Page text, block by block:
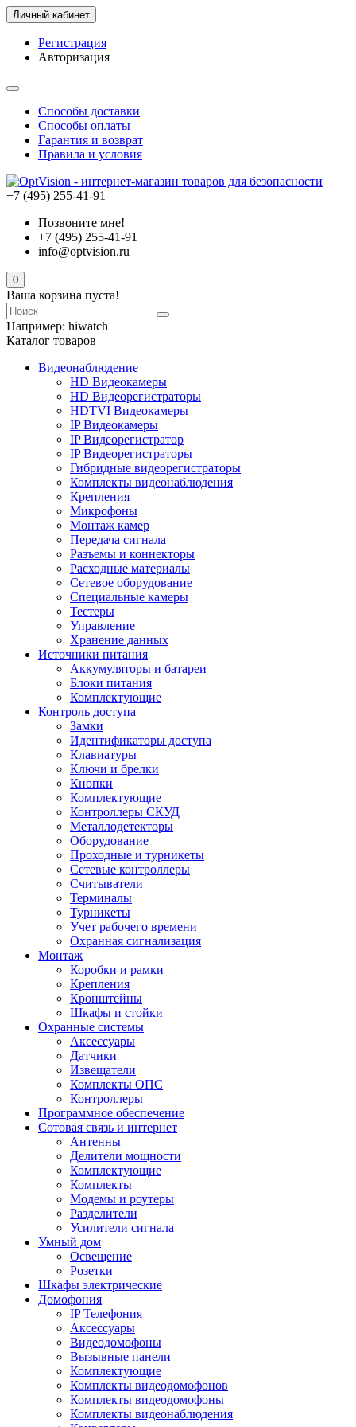
Личный кабинет
Регистрация
Авторизация
Способы доставки
Способы оплаты
Гарантия и возврат
Правила и условия
+7 (495) 255-41-91
Позвоните мне!
+7 (495) 255-41-91
info@optvision.ru
0
Ваша корзина пуста!
Например: hiwatch
Каталог товаров
Видеонаблюдение
HD Видеокамеры
HD Видеорегистраторы
HDTVI Видеокамеры
IP Видеокамеры
IP Видеорегистратор
IP Видеорегистраторы
Гибридные видеорегистраторы
Комплекты видеонаблюдения
Крепления
Микрофоны
Монтаж камер
Передача сигнала
Разъемы и коннекторы
Расходные материалы
Сетевое оборудование
Специальные камеры
Тестеры
Управление
Хранение данных
Источники питания
Аккумуляторы и батареи
Блоки питания
Комплектующие
Контроль доступа
Замки
Идентификаторы доступа
Клавиатуры
Ключи и брелки
Кнопки
Комплектующие
Контроллеры СКУД
Металлодетекторы
Оборудование
Проходные и турникеты
Сетевые контроллеры
Считыватели
Терминалы
Турникеты
Учет рабочего времени
Охранная сигнализация
Монтаж
Коробки и рамки
Крепления
Кронштейны
Шкафы и стойки
Охранные системы
Аксессуары
Датчики
Извещатели
Комплекты ОПС
Контроллеры
Программное обеспечение
Сотовая связь и интернет
Антенны
Делители мощности
Комплектующие
Комплекты
Модемы и роутеры
Разделители
Усилители сигнала
Умный дом
Освещение
Розетки
Шкафы электрические
Домофония
IP Телефония
Аксессуары
Видеодомофоны
Вызывные панели
Комплектующие
Комплекты видеодомофонов
Комплекты видеодомофоны
Комплекты видеонаблюдения